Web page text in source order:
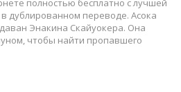
полностью бесплатно с лучшей
дублированном переводе. Асока
Энакина Скайуокера. Она
чтобы найти пропавшего